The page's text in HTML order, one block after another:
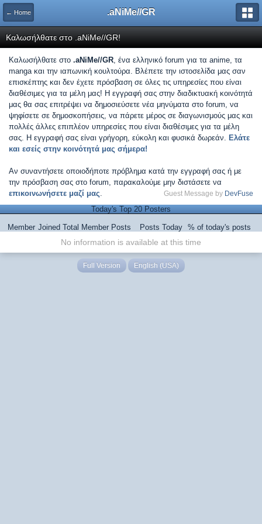
← Home .aNiMe//GR
Καλωσήλθατε στο .aNiMe//GR!
Καλωσήλθατε στο .aNiMe//GR, ένα ελληνικό forum για τα anime, τα
manga και την ιαπωνική κουλτούρα. Βλέπετε την ιστοσελίδα μας σαν
επισκέπτης και δεν έχετε πρόσβαση σε όλες τις υπηρεσίες που είναι
διαθέσιμες για τα μέλη μας! Η εγγραφή σας στην διαδικτυακή κοινότητά
μας θα σας επιτρέψει να δημοσιεύσετε νέα μηνύματα στο forum, να
ψηφίσετε σε δημοσκοπήσεις, να πάρετε μέρος σε διαγωνισμούς μας και
πολλές άλλες επιπλέον υπηρεσίες που είναι διαθέσιμες για τα μέλη
σας. Η εγγραφή σας είναι γρήγορη, εύκολη και φυσικά δωρεάν. Ελάτε
και εσείς στην κοινότητά μας σήμερα!
Αν συναντήσετε οποιοδήποτε πρόβλημα κατά την εγγραφή σας ή με
την πρόσβαση σας στο forum, παρακαλούμε μην διστάσετε να
επικοινωνήσετε μαζί μας. Guest Message by DevFuse
Today's Top 20 Posters
Member Joined Total Member Posts Posts Today % of today's posts
No information is available at this time
Full Version English (USA)